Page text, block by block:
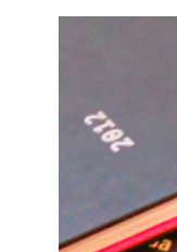
TERRES
Terres
Vicent